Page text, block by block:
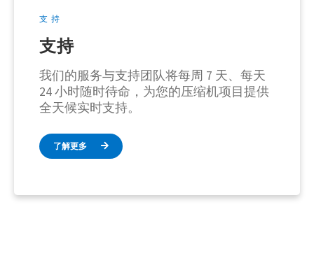
支持
支持
我们的服务与支持团队将每周 7 天、每天
24 小时随时待命，为您的压缩机项目提供
全天候实时支持。
了解更多